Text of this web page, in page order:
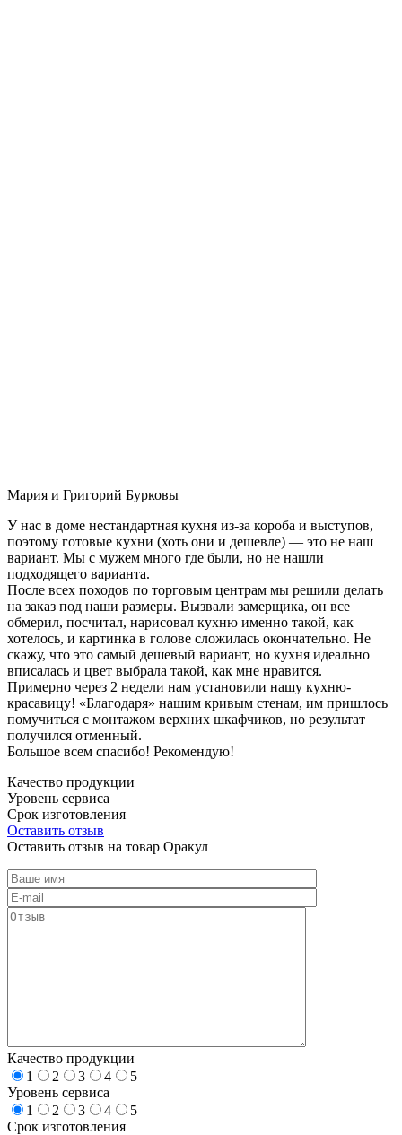
Мария и Григорий Бурковы
У нас в доме нестандартная кухня из-за короба и выступов,
поэтому готовые кухни (хоть они и дешевле) — это не наш
вариант. Мы с мужем много где были, но не нашли
подходящего варианта.
После всех походов по торговым центрам мы решили делать
на заказ под наши размеры. Вызвали замерщика, он все
обмерил, посчитал, нарисовал кухню именно такой, как
хотелось, и картинка в голове сложилась окончательно. Не
скажу, что это самый дешевый вариант, но кухня идеально
вписалась и цвет выбрала такой, как мне нравится.
Примерно через 2 недели нам установили нашу кухню-
красавицу! «Благодаря» нашим кривым стенам, им пришлось
помучиться с монтажом верхних шкафчиков, но результат
получился отменный.
Большое всем спасибо! Рекомендую!
Качество продукции
Уровень сервиса
Срок изготовления
Оставить отзыв
Оставить отзыв на товар Оракул
Качество продукции
1
2 3 4
5
Уровень сервиса
1
2 3 4
5
Срок изготовления